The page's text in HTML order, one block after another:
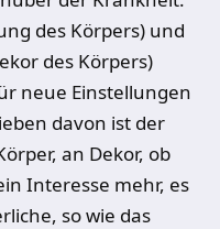
des Körpers) und
des Körpers)
neue Einstellungen
davon ist der
an Dekor, ob
Interesse mehr, es
so wie das